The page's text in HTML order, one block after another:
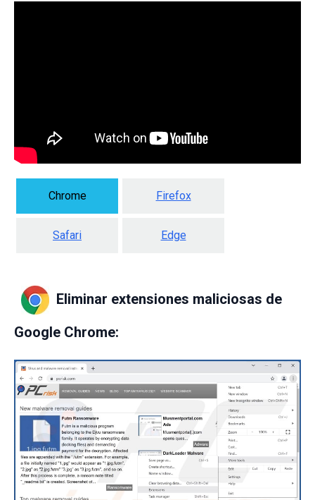
Chrome Firefox
Safari Edge
Eliminar extensiones maliciosas de
Google Chrome: